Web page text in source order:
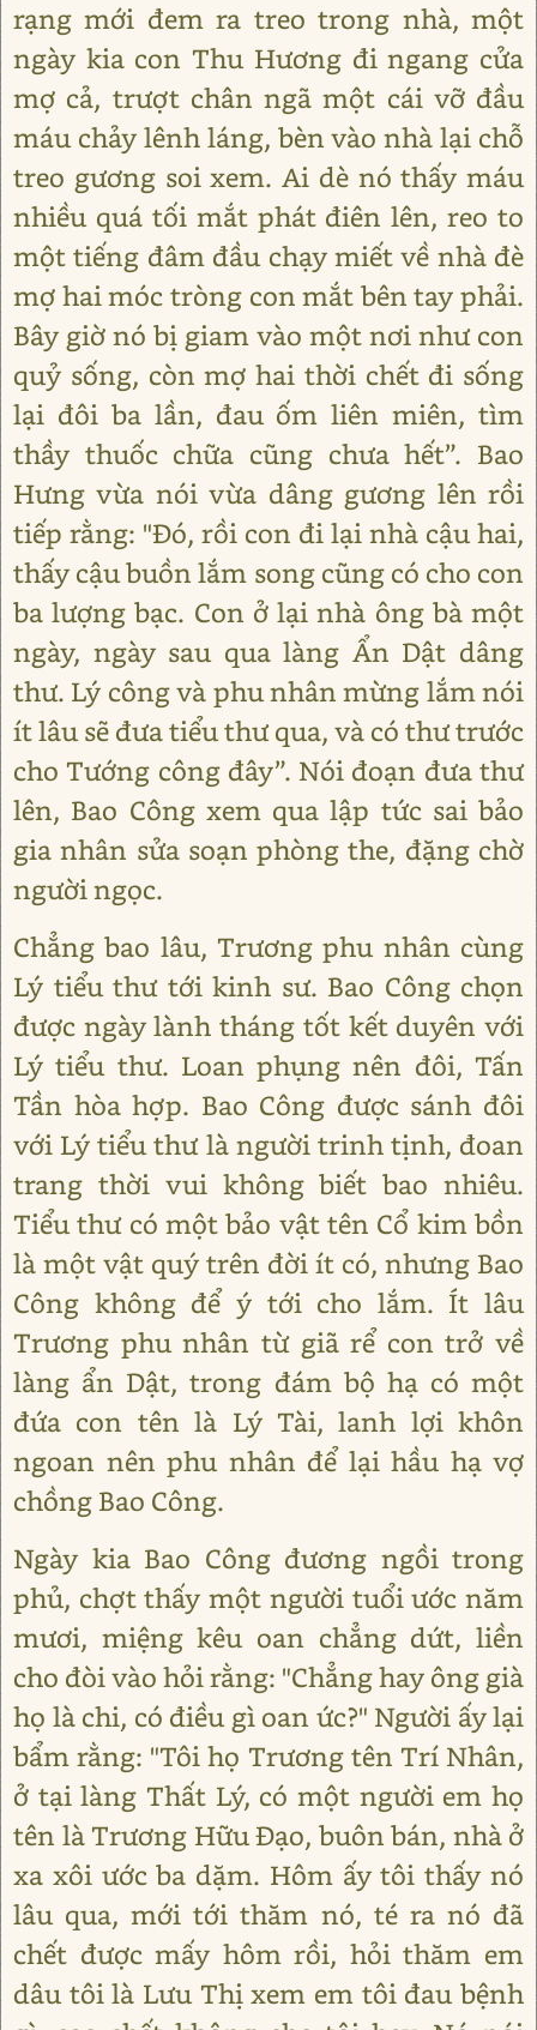
rạng mới đem ra treo trong nhà, một
ngày kia con Thu Hương đi ngang cửa
mợ cả, trượt chân ngã một cái vỡ đầu
máu chảy lênh láng, bèn vào nhà lại chỗ
treo gương soi xem. Ai dè nó thấy máu
nhiều quá tối mắt phát điên lên, reo to
một tiếng đâm đầu chạy miết về nhà đè
mợ hai móc tròng con mắt bên tay phải.
Bây giờ nó bị giam vào một nơi như con
quỷ sống, còn mợ hai thời chết đi sống
lại đôi ba lần, đau ốm liên miên, tìm
thầy thuốc chữa cũng chưa hết”. Bao
Hưng vừa nói vừa dâng gương lên rồi
tiếp rằng: "Đó, rồi con đi lại nhà cậu hai,
thấy cậu buồn lắm song cũng có cho con
ba lượng bạc. Con ở lại nhà ông bà một
ngày, ngày sau qua làng Ẩn Dật dâng
thư. Lý công và phu nhân mừng lắm nói
ít lâu sẽ đưa tiểu thư qua, và có thư trước
cho Tướng công đây”. Nói đoạn đưa thư
lên, Bao Công xem qua lập tức sai bảo
gia nhân sửa soạn phòng the, đặng chờ
người ngọc.
Chẳng bao lâu, Trương phu nhân cùng
Lý tiểu thư tới kinh sư. Bao Công chọn
được ngày lành tháng tốt kết duyên với
Lý tiểu thư. Loan phụng nên đôi, Tấn
Tần hòa hợp. Bao Công được sánh đôi
với Lý tiểu thư là người trinh tịnh, đoan
trang thời vui không biết bao nhiêu.
Tiểu thư có một bảo vật tên Cổ kim bồn
là một vật quý trên đời ít có, nhưng Bao
Công không để ý tới cho lắm. Ít lâu
Trương phu nhân từ giã rể con trở về
làng ẩn Dật, trong đám bộ hạ có một
đứa con tên là Lý Tài, lanh lợi khôn
ngoan nên phu nhân để lại hầu hạ vợ
chồng Bao Công.
Ngày kia Bao Công đương ngồi trong
phủ, chợt thấy một người tuổi ước năm
mươi, miệng kêu oan chẳng dứt, liền
cho đòi vào hỏi rằng: "Chẳng hay ông già
họ là chi, có điều gì oan ức?" Người ấy lại
bẩm rằng: "Tôi họ Trương tên Trí Nhân,
ở tại làng Thất Lý, có một người em họ
tên là Trương Hữu Đạo, buôn bán, nhà ở
xa xôi ước ba dặm. Hôm ấy tôi thấy nó
lâu qua, mới tới thăm nó, té ra nó đã
chết được mấy hôm rồi, hỏi thăm em
dâu tôi là Lưu Thị xem em tôi đau bệnh